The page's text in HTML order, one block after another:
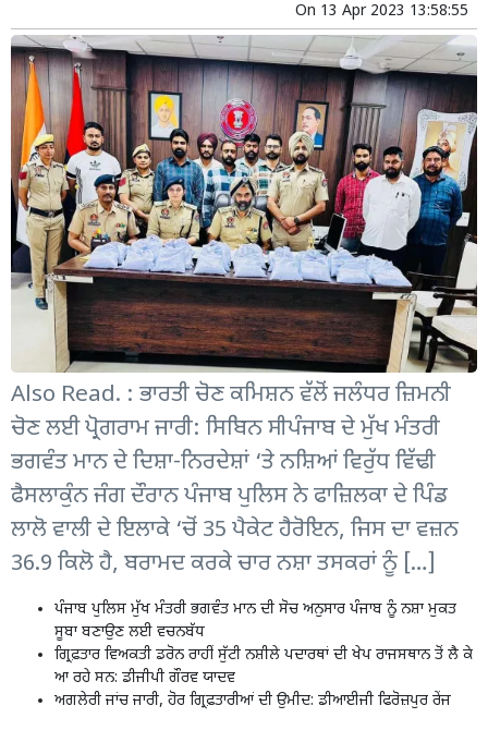
On 13 Apr 2023 13:58:55
Also Read. : ਭਾਰਤੀ ਚੋਣ ਕਮਿਸ਼ਨ ਵੱਲੋਂ ਜਲੰਧਰ ਜ਼ਿਮਨੀ
ਚੋਣ ਲਈ ਪ੍ਰੋਗਰਾਮ ਜਾਰੀ: ਸਿਬਿਨ ਸੀਪੰਜਾਬ ਦੇ ਮੁੱਖ ਮੰਤਰੀ
ਭਗਵੰਤ ਮਾਨ ਦੇ ਦਿਸ਼ਾ-ਨਿਰਦੇਸ਼ਾਂ ‘ਤੇ ਨਸ਼ਿਆਂ ਵਿਰੁੱਧ ਵਿੱਢੀ
ਫੈਸਲਾਕੁੰਨ ਜੰਗ ਦੌਰਾਨ ਪੰਜਾਬ ਪੁਲਿਸ ਨੇ ਫਾਜ਼ਿਲਕਾ ਦੇ ਪਿੰਡ
ਲਾਲੋ ਵਾਲੀ ਦੇ ਇਲਾਕੇ ‘ਚੋਂ 35 ਪੈਕੇਟ ਹੈਰੋਇਨ, ਜਿਸ ਦਾ ਵਜ਼ਨ
36.9 ਕਿਲੋ ਹੈ, ਬਰਾਮਦ ਕਰਕੇ ਚਾਰ ਨਸ਼ਾ ਤਸਕਰਾਂ ਨੂੰ […]
ਪੰਜਾਬ ਪੁਲਿਸ ਮੁੱਖ ਮੰਤਰੀ ਭਗਵੰਤ ਮਾਨ ਦੀ ਸੋਚ ਅਨੁਸਾਰ ਪੰਜਾਬ ਨੂੰ ਨਸ਼ਾ ਮੁਕਤ
ਸੂਬਾ ਬਣਾਉਣ ਲਈ ਵਚਨਬੱਧ
ਗ੍ਰਿਫ਼ਤਾਰ ਵਿਅਕਤੀ ਡਰੋਨ ਰਾਹੀਂ ਸੁੱਟੀ ਨਸ਼ੀਲੇ ਪਦਾਰਥਾਂ ਦੀ ਖੇਪ ਰਾਜਸਥਾਨ ਤੋਂ ਲੈ ਕੇ
ਆ ਰਹੇ ਸਨ: ਡੀਜੀਪੀ ਗੌਰਵ ਯਾਦਵ
ਅਗਲੇਰੀ ਜਾਂਚ ਜਾਰੀ, ਹੋਰ ਗ੍ਰਿਫ਼ਤਾਰੀਆਂ ਦੀ ਉਮੀਦ: ਡੀਆਈਜੀ ਫਿਰੋਜ਼ਪੁਰ ਰੇਂਜ